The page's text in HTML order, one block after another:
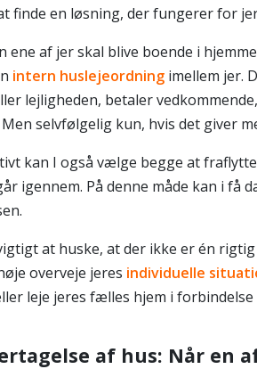
finde en løsning, der fungerer for
ene af jer skal blive boende i
intern huslejeordningimellem jer.
lejligheden, betaler
Men selvfølgelig kun, hvis det giver
kan I også vælge begge at
igennem. På denne måde kan i
at huske, at der ikke er én
overveje jeres individuelle
leje jeres fælles hjem i forbindelse
af hus: Når en